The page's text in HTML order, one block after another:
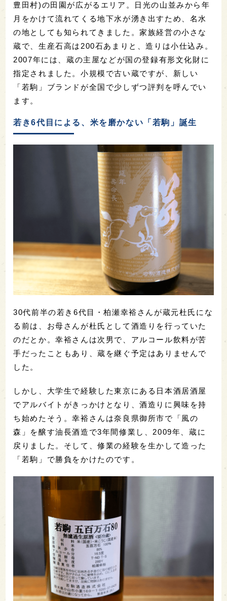
豊田村)の田園が広がるエリア。日光の山並みから年
月をかけて流れてくる地下水が湧き出すため、名水
の地としても知られてきました。家族経営の小さな
蔵で、生産石高は200石あまりと、造りは小仕込み。
2007年には、蔵の主屋などが国の登録有形文化財に
指定されました。小規模で古い蔵ですが、新しい
「若駒」ブランドが全国で少しずつ評判を呼んでい
ます。
若き6代目による、米を磨かない「若駒」誕生
30代前半の若き6代目・柏瀬幸裕さんが蔵元杜氏にな
る前は、お母さんが杜氏として酒造りを行っていた
のだとか。幸裕さんは次男で、アルコール飲料が苦
手だったこともあり、蔵を継ぐ予定はありませんで
した。
しかし、大学生で経験した東京にある日本酒居酒屋
でアルバイトがきっかけとなり、酒造りに興味を持
ち始めたそう。幸裕さんは奈良県御所市で「風の
森」を醸す油長酒造で3年間修業し、2009年、蔵に
戻りました。そして、修業の経験を生かして造った
「若駒」で勝負をかけたのです。